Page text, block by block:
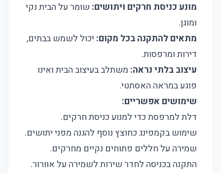
מונע כניסת חרקים ויתושים: שומר על הבית נקי
ומוגן.
מתאים להתקנה בכל מקום: יכול לשמש בבתים,
דירות ומרפסות.
עיצוב בלתי נראה: משתלב בעיצוב הבית ואינו
פוגע במראה האסתטי.
שימושים אפשריים:
דלת למרפסת כדי למנוע כניסת חרקים.
שימוש בקמפינג כחוצץ נוסף להגנה מפני יתושים.
שמירה על חללים פתוחים נקיים מחרקים.
התקנה בכניסה לחדר שירות לשמירה על אוורור.